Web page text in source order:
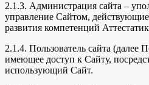
2.1.3. Администрация сайта –
управление Сайтом,
развития компетенций
2.1.4. Пользователь сайта (далее
имеющее доступ к Сайту,
использующий Сайт.